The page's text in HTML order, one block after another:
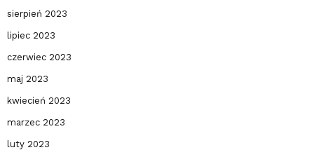
sierpień 2023
lipiec 2023
czerwiec 2023
maj 2023
kwiecień 2023
marzec 2023
luty 2023